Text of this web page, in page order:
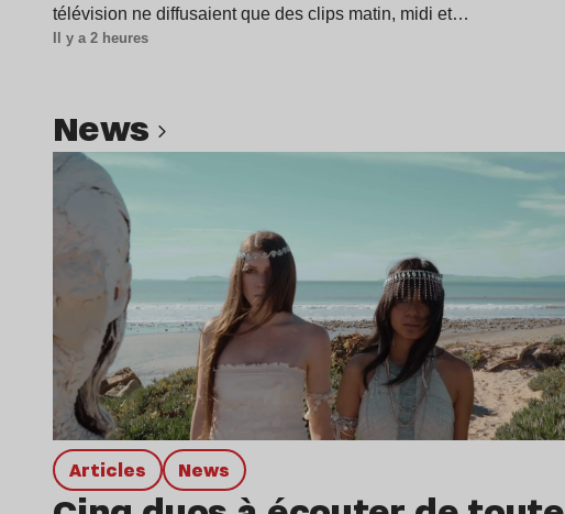
télévision ne diffusaient que des clips matin, midi et…
Il y a 2 heures
news
Articles news